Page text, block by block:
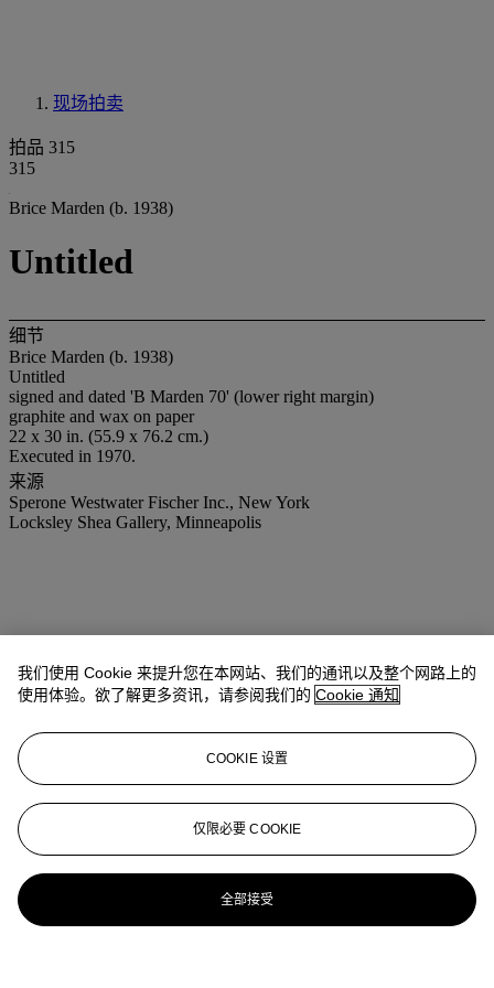
现场拍卖
拍品 315
315
Brice Marden (b. 1938)
Untitled
细节
Brice Marden (b. 1938)
Untitled
signed and dated 'B Marden 70' (lower right margin)
graphite and wax on paper
22 x 30 in. (55.9 x 76.2 cm.)
Executed in 1970.
来源
Sperone Westwater Fischer Inc., New York
Locksley Shea Gallery, Minneapolis
我们使用 Cookie 来提升您在本网站、我们的通讯以及整个网路上的
使用体验。欲了解更多资讯，请参阅我们的 Cookie 通知
COOKIE 设置
仅限必要 COOKIE
全部接受